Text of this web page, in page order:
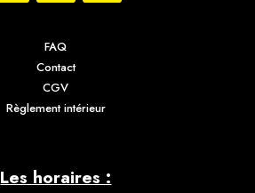
FAQ
Contact
CGV
Règlement intérieur
Les horaires :